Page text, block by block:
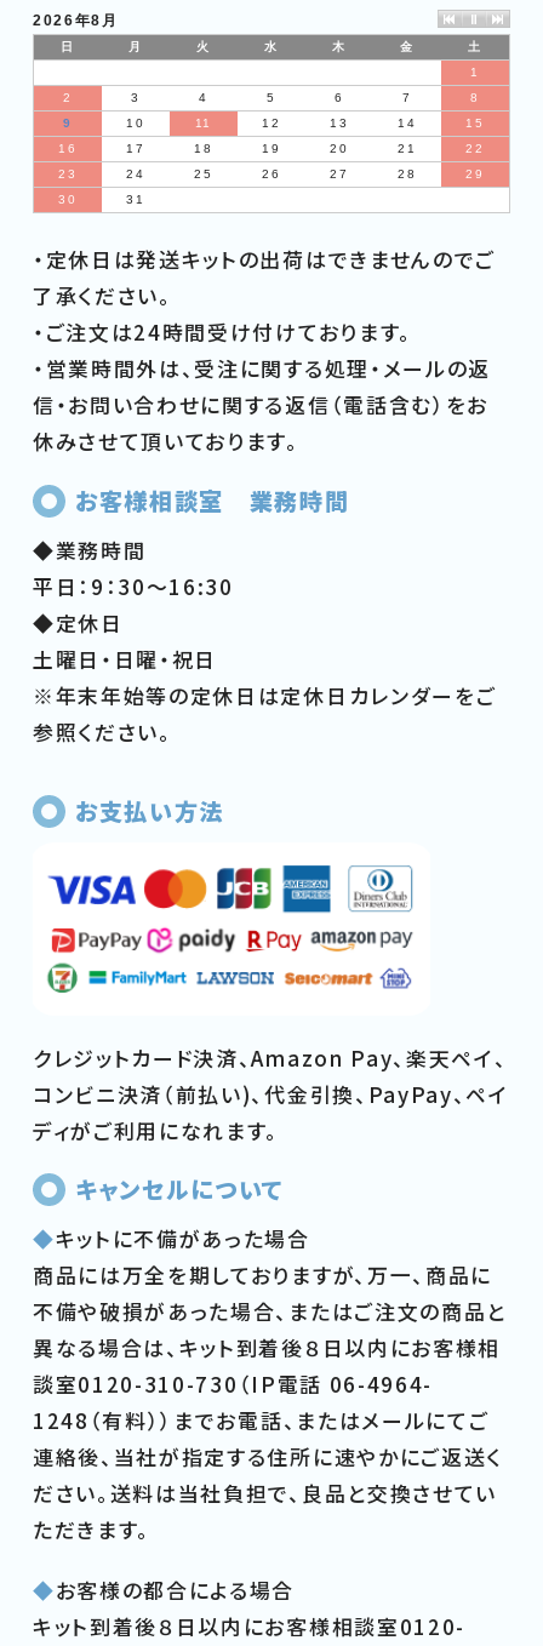
2026年8月
日 月 火 水 木 金
土
1
2
3 4 5 6 7
8
9
10 11 12 13 14
15
16
17 18 19 20 21
22
23
24 25 26 27 28
29
30
31
・定休日は発送キットの出荷はできませんのでご
了承ください。
・ご注文は24時間受け付けております。
・営業時間外は、受注に関する処理・メールの返
信・お問い合わせに関する返信（電話含む）をお
休みさせて頂いております。
お客様相談室 業務時間
◆業務時間
平日：9：30～16:30
◆定休日
土曜日・日曜・祝日
※年末年始等の定休日は定休日カレンダーをご
参照ください。
お支払い方法
クレジットカード決済、Amazon Pay、楽天ペイ、
コンビニ決済（前払い)、代金引換、PayPay、ペイ
ディがご利用になれます。
キャンセルについて
◆キットに不備があった場合
商品には万全を期しておりますが、万一、商品に
不備や破損があった場合、またはご注文の商品と
異なる場合は、キット到着後８日以内にお客様相
談室0120-310-730（IP電話 06-4964-
1248（有料））までお電話、またはメールにてご
連絡後、当社が指定する住所に速やかにご返送く
ださい。送料は当社負担で、良品と交換させてい
ただきます。
◆お客様の都合による場合
キット到着後８日以内にお客様相談室0120-